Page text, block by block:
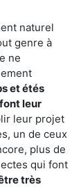
naturel
genre à
ne
et étés
leur
leur projet
un de ceux
plus de
qui font
très